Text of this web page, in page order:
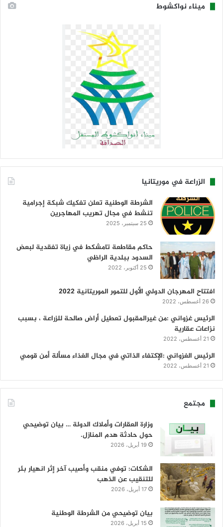
ميناء نواكشوط
الزراعة في موريتانيا
الشرطة الوطنية تعلن تفكيك شبكة إجرامية
تنشط في مجال تهريب المهاجرين
25 سبتمبر، 2025
حاكم مقاطعة تامشكط في زياة تفقدية لبعض
السدود ببلدية الراظي
25 أكتوبر، 2022
افتتاح المهرجان الدولي الأول للتمور الموريتانية 2022
26 أغسطس، 2022
الرئيس غزواني :من غيرالمقبول تعطيل أراض صالحة للزراعة ، بسبب
نزاعات عقارية
21 أغسطس، 2022
الرئيس الغزواني :الإكتفاء الذاتي في مجال الغذاء مسألة أمن قومي
21 أغسطس، 2022
مجتمع
وزارة العقارات وأملاك الدولة … بيان توضيحي
حول حادثة هدم المنازل.
19 أبريل، 2026
الشكات: توفي منقب وأصيب آخر إثر انهيار بئر
للتنقيب عن الذهب
17 أبريل، 2026
بيان توضيحي من الشرطة الوطنية
15 أبريل، 2026